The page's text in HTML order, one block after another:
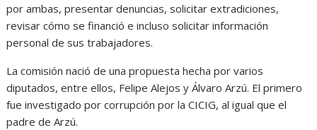
por ambas, presentar denuncias, solicitar extradiciones,
revisar cómo se financió e incluso solicitar información
personal de sus trabajadores.
La comisión nació de una propuesta hecha por varios
diputados, entre ellos, Felipe Alejos y Álvaro Arzú. El primero
fue investigado por corrupción por la CICIG, al igual que el
padre de Arzú.